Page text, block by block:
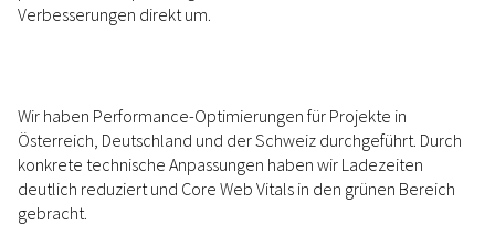
Verbesserungen direkt um.
Wir haben Performance-Optimierungen für Projekte in
Österreich, Deutschland und der Schweiz durchgeführt. Durch
konkrete technische Anpassungen haben wir Ladezeiten
deutlich reduziert und Core Web Vitals in den grünen Bereich
gebracht.